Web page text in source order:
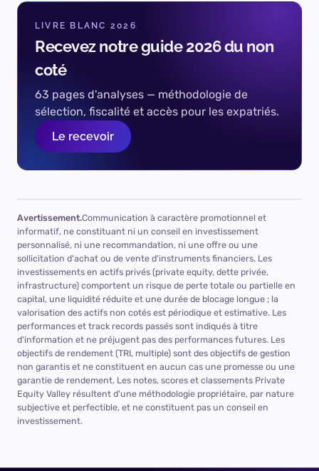
L'analyse complète, réservée à
nos clients
Les 17 sections notées, l'ensemble des points forts et
un conseiller.
Échanger sur ce fonds
ou réserver directement un créneau
LIVRE BLANC 2026
Recevez notre guide 2026 du non
coté
63 pages d'analyses — méthodologie de
sélection, fiscalité et accès pour les expatriés.
Le recevoir
Avertissement.Communication à caractère promotionnel et
informatif, ne constituant ni un conseil en investissement
personnalisé, ni une recommandation, ni une offre ou une
sollicitation d'achat ou de vente d'instruments financiers. Les
investissements en actifs privés (private equity, dette privée,
infrastructure) comportent un risque de perte totale ou partielle en
capital, une liquidité réduite et une durée de blocage longue ; la
valorisation des actifs non cotés est périodique et estimative. Les
performances et track records passés sont indiqués à titre
d'information et ne préjugent pas des performances futures. Les
objectifs de rendement (TRI, multiple) sont des objectifs de gestion
non garantis et ne constituent en aucun cas une promesse ou une
garantie de rendement. Les notes, scores et classements Private
Equity Valley résultent d'une méthodologie propriétaire, par nature
subjective et perfectible, et ne constituent pas un conseil en
investissement.